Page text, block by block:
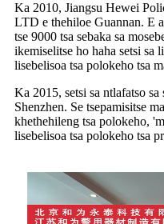
Ka 2010, Jiangsu Hewei
LTD e thehiloe Guannan. E
tse 9000 tsa sebaka sa
ikemiselitse ho haha ​​​​setsi sa
lisebelisoa tsa polokeho tsa
Ka 2015, setsi sa ntlafatso sa
Shenzhen. Se tsepamisitse
khethehileng tsa polokeho,
lisebelisoa tsa polokeho tsa